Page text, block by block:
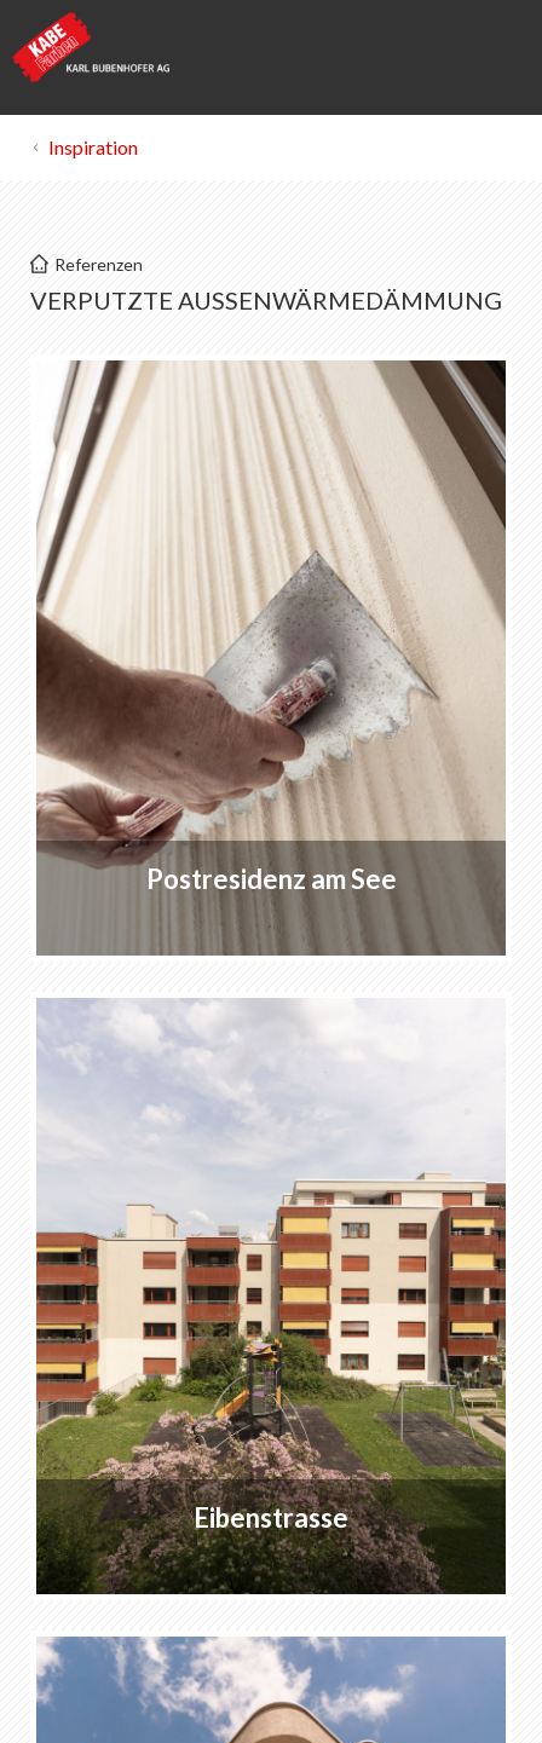
VAWD
Eibenstrasse | Frauenfeld
Rivage | Bottighofen
Silo Restaurant | Einsiedeln
Drusbergstrasse | Horgen
Altstattwiese
FGZ Zürich
Wassergasse
Merkliste 0
Über KABE Farben
EN
Inspiration
Referenzen
VERPUTZTE AUSSENWÄRMEDÄMMUNG
Postresidenz am See
Eibenstrasse